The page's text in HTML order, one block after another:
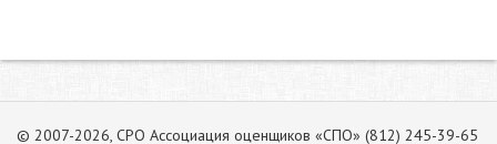
© 2007-2026, СРО Ассоциация оценщиков «СПО» (812) 245-39-65